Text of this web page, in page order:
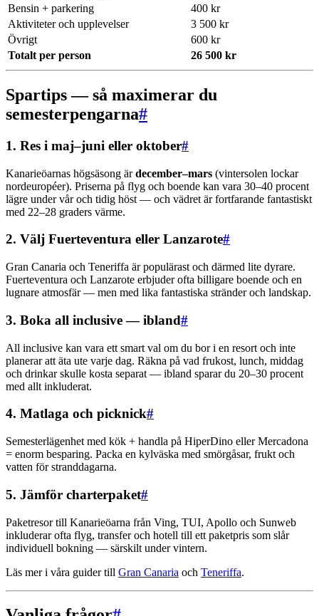
Bensin + parkering
400 kr
Aktiviteter och upplevelser
3 500 kr
Övrigt
600 kr
Totalt per person
26 500 kr
Spartips — så maximerar du
semesterpengarna#
1. Res i maj–juni eller oktober#
Kanarieöarnas högsäsong ärdecember–mars (vintersolen lockar
nordeuropéer). Priserna på flyg och boende kan vara 30–40 procent
lägre under vår och tidig höst — och vädret är fortfarande fantastiskt
med 22–28 graders värme.
2. Välj Fuerteventura eller Lanzarote#
Gran Canaria och Teneriffa är populärast och därmed lite dyrare.
Fuerteventura och Lanzarote erbjuder ofta billigare boende och en
lugnare atmosfär — men med lika fantastiska stränder och landskap.
3. Boka all inclusive — ibland#
All inclusive kan vara ett smart val om du bor i en resort och inte
planerar att äta ute varje dag. Räkna på vad frukost, lunch, middag
och drinkar skulle kosta separat — ibland sparar du 20–30 procent
med allt inkluderat.
4. Matlaga och picknick#
Semesterlägenhet med kök + handla på HiperDino eller Mercadona
= enorm besparing. Packa en kylväska med smörgåsar, frukt och
vatten för stranddagarna.
5. Jämför charterpaket#
Paketresor till Kanarieöarna från Ving, TUI, Apollo och Sunweb
inkluderar ofta flyg, transfer och hotell till ett paketpris som slår
individuell bokning — särskilt under vintern.
Läs mer i våra guider till Gran Canaria och Teneriffa.